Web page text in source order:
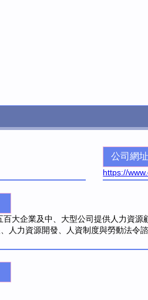
公司網址
https://
大企業及中、大型公司提供人力資
人力資源開發、人資制度與勞動法